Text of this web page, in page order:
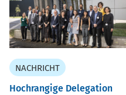
NACHRICHT
Hochrangige Delegation